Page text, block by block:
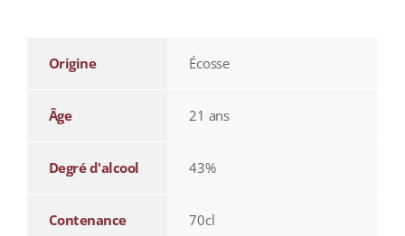
Origine Écosse
Âge 21 ans
Degré d'alcool 43%
Contenance 70cl